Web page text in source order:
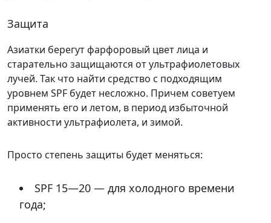
Защита
Азиатки берегут фарфоровый цвет лица и
старательно защищаются от ультрафиолетовых
лучей. Так что найти средство с подходящим
уровнем SPF будет несложно. Причем советуем
применять его и летом, в период избыточной
активности ультрафиолета, и зимой.
Просто степень защиты будет меняться:
SPF 15—20 — для холодного времени
года;